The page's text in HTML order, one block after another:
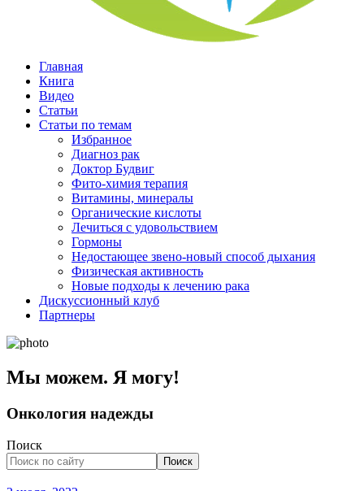
Главная
Книга
Видео
Статьи
Статьи по темам
Избранное
Диагноз рак
Доктор Будвиг
Фито-химия терапия
Витамины, минералы
Органические кислоты
Лечиться с удовольствием
Гормоны
Недостающее звено-новый способ дыхания
Физическая активность
Новые подходы к лечению рака
Дискуссионный клуб
Партнеры
Мы можем. Я могу!
Онкология надежды
Поиск
Поиск